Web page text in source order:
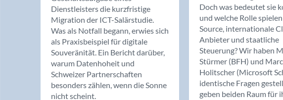
Dienstleisters die kurzfristige
Migration der ICT-Salärstudie.
Was als Notfall begann, erwies sich
als Praxisbeispiel für digitale
Souveränität. Ein Bericht darüber,
warum Datenhoheit und
Schweizer Partnerschaften
besonders zählen, wenn die Sonne
nicht scheint.
Doch was bedeutet sie
und welche Rolle
Source, internationale
Anbieter und staatliche
Steuerung? Wir haben
Stürmer (BFH) und Marc
Holitscher (Microsoft
identische Fragen
geben beiden Raum für